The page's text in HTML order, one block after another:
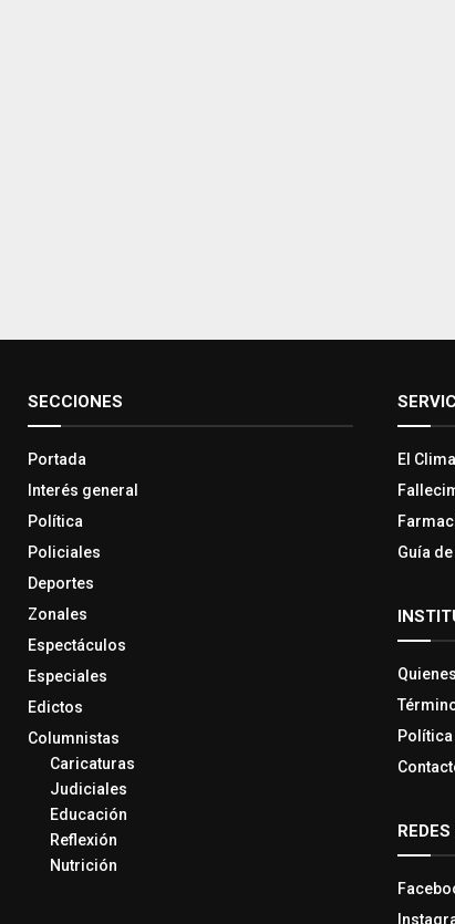
SECCIONES
Portada
Interés general
Política
Policiales
Deportes
Zonales
Espectáculos
Especiales
Edictos
Columnistas
Caricaturas
Judiciales
Educación
Reflexión
Nutrición
El Clima
Guía